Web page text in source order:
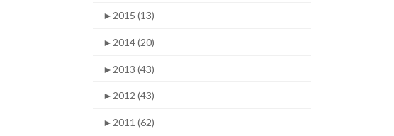
► 2015 (13)
► 2014 (20)
► 2013 (43)
► 2012 (43)
► 2011 (62)